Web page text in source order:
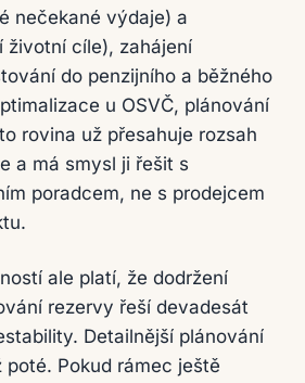
nečekané výdaje) a
životní cíle), zahájení
do penzijního a běžného
u OSVČ, plánování
rovina už přesahuje rozsah
a má smysl ji řešit s
poradcem, ne s prodejcem
ale platí, že dodržení
rezervy řeší devadesát
Detailnější plánování
poté. Pokud rámec ještě